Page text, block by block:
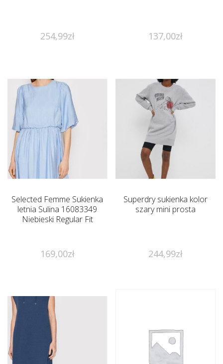
254,99zł 137,00zł
Selected Femme Sukienka
letnia Sulina 16083349
Niebieski Regular Fit
169,00zł
Superdry sukienka kolor
szary mini prosta
244,99zł